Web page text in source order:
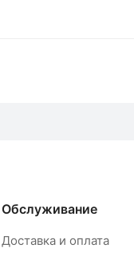
Обслуживание
Доставка и оплата